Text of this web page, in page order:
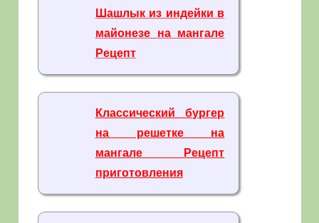
Шашлык из индейки в
майонезе на мангале
Рецепт
Классический бургер
на решетке на
мангале Рецепт
приготовления